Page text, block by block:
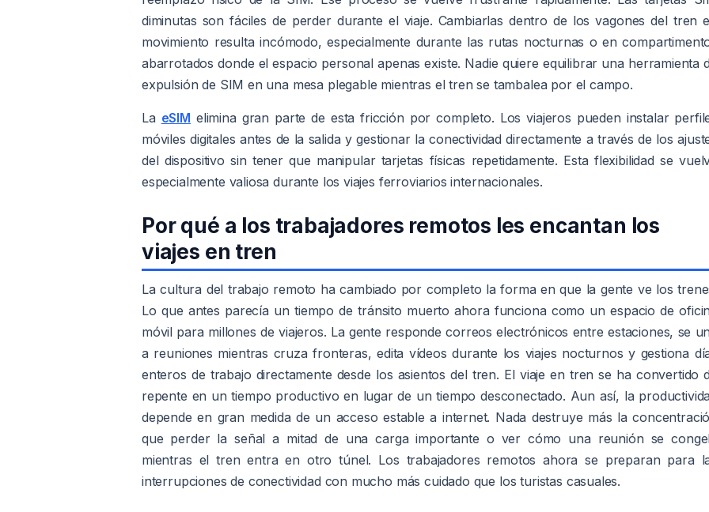
diminutas son fáciles de perder durante el viaje. Cambiarlas dentro de los vagones del tren
movimiento resulta incómodo, especialmente durante las rutas nocturnas o en
abarrotados donde el espacio personal apenas existe. Nadie quiere equilibrar una herramienta
expulsión de SIM en una mesa plegable mientras el tren se tambalea por el campo.
La eSIM elimina gran parte de esta fricción por completo. Los viajeros pueden instalar
móviles digitales antes de la salida y gestionar la conectividad directamente a través de los
del dispositivo sin tener que manipular tarjetas físicas repetidamente. Esta flexibilidad se
especialmente valiosa durante los viajes ferroviarios internacionales.
Por qué a los trabajadores remotos les encantan los
viajes en tren
La cultura del trabajo remoto ha cambiado por completo la forma en que la gente ve los
Lo que antes parecía un tiempo de tránsito muerto ahora funciona como un espacio de
móvil para millones de viajeros. La gente responde correos electrónicos entre estaciones, se
a reuniones mientras cruza fronteras, edita vídeos durante los viajes nocturnos y gestiona
enteros de trabajo directamente desde los asientos del tren. El viaje en tren se ha convertido
repente en un tiempo productivo en lugar de un tiempo desconectado. Aun así, la
depende en gran medida de un acceso estable a internet. Nada destruye más la
que perder la señal a mitad de una carga importante o ver cómo una reunión se
mientras el tren entra en otro túnel. Los trabajadores remotos ahora se preparan para
interrupciones de conectividad con mucho más cuidado que los turistas casuales.